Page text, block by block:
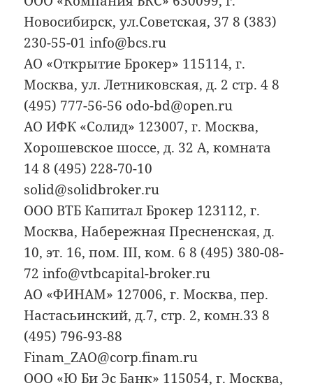
Новосибирск, ул.Советская, 37 8 (383)
230-55-01 info@bcs.ru
АО «Открытие Брокер» 115114, г.
Москва, ул. Летниковская, д. 2 стр. 4 8
(495) 777-56-56 odo-bd@open.ru
АО ИФК «Солид» 123007, г. Москва,
Хорошевское шоссе, д. 32 А, комната
14 8 (495) 228-70-10
solid@solidbroker.ru
ООО ВТБ Капитал Брокер 123112, г.
Москва, Набережная Пресненская, д.
10, эт. 16, пом. III, ком. 6 8 (495) 380-08-
72 info@vtbcapital-broker.ru
АО «ФИНАМ» 127006, г. Москва, пер.
Настасьинский, д.7, стр. 2, комн.33 8
(495) 796-93-88
Finam_ZAO@corp.finam.ru
ООО «Ю Би Эс Банк» 115054, г. Москва,